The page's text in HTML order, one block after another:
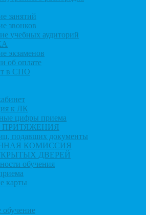
занятий
звонков
учебных аудиторий
экзаменов
об оплате
в СПО
к ЛК
цифры приема
ПРИТЯЖЕНИЯ
подавших документы
КОМИССИЯ
ДВЕРЕЙ
обучения
карты
обучение